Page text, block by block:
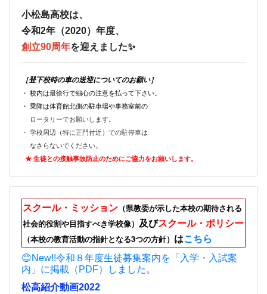
小松島高校は、
令和2年（2020）年度、
創立90周年を迎えました✨
［登下校時の車の送迎についてのお願い］
・ 校内は最徐行で細心の注意を払って下さい。
・ 乗降は体育館北側の駐車場や事務室前の
ロータリーでお願いします。
・ 学校周辺（特に正門付近）での駐停車は
なさらないでください。
★ 生徒との接触事故防止のためにご協力をお願いします。
スクール・ミッション （県教委が示した本校の期待される
社会的役割や目指すべき学校像） 及びスクール・ポリシー
（本校の教育活動の指針となる3つの方針） はこちら
😊New!!令和８年度生徒募集案内を「入学・入試案
内」に掲載（PDF）しました。
松高紹介動画2022